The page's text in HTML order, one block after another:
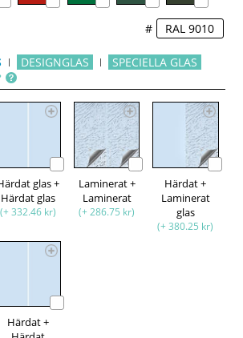
#
DESIGNGLAS SPECIELLA GLAS
glas +
Härdat glas
(+ 332.46 kr)
Laminerat +
Laminerat
(+ 286.75 kr)
Härdat +
Laminerat
glas
(+ 380.25 kr)
Härdat +